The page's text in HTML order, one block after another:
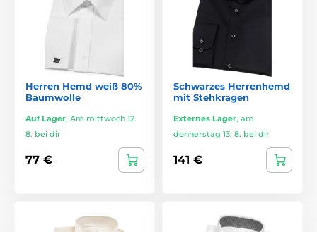
Herren Hemd weiß 80%
Baumwolle
Auf Lager, Am mittwoch 12.
8. bei dir
77 €
Schwarzes Herrenhemd
mit Stehkragen
Externes Lager, am
donnerstag 13. 8. bei dir
141 €